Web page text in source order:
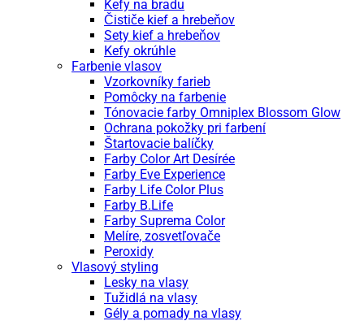
Kefy na bradu
Čističe kief a hrebeňov
Sety kief a hrebeňov
Kefy okrúhle
Farbenie vlasov
Vzorkovníky farieb
Pomôcky na farbenie
Tónovacie farby Omniplex Blossom Glow
Ochrana pokožky pri farbení
Štartovacie balíčky
Farby Color Art Desírée
Farby Eve Experience
Farby Life Color Plus
Farby B.Life
Farby Suprema Color
Melíre, zosvetľovače
Peroxidy
Vlasový styling
Lesky na vlasy
Tužidlá na vlasy
Gély a pomady na vlasy